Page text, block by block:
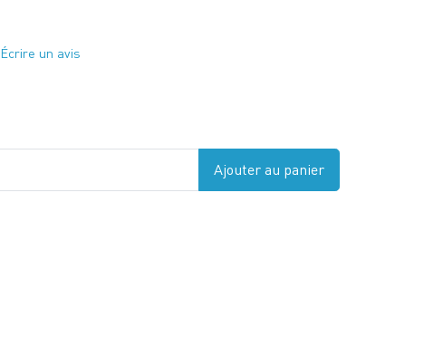
Écrire un avis
Ajouter au panier